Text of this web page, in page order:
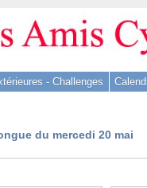
- Challenges
du mercedi 20 mai